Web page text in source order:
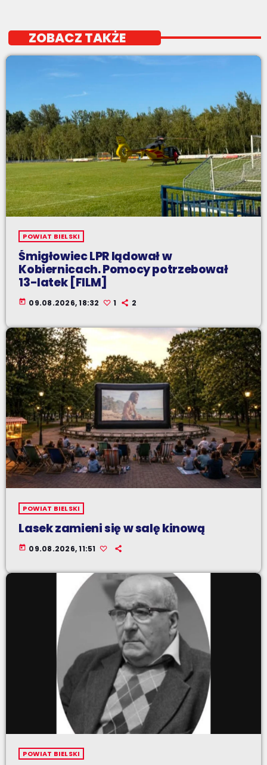
ZOBACZ TAKŻE
POWIAT BIELSKI
Śmigłowiec LPR lądował w
Kobiernicach. Pomocy potrzebował
13-latek [FILM]
today 09.08.2026, 18:32 1 2
POWIAT BIELSKI
Lasek zamieni się w salę kinową
today 09.08.2026, 11:51
POWIAT BIELSKI